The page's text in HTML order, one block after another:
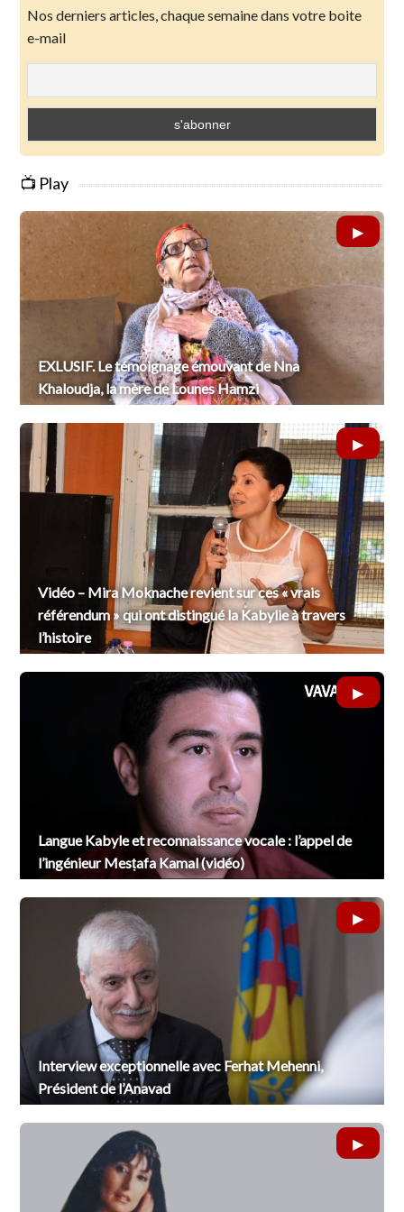
Nos derniers articles, chaque semaine dans votre boite
e-mail
📺 Play
EXLUSIF. Le témoignage émouvant de Nna
Khaloudja, la mère de Lounes Hamzi
Vidéo – Mira Moknache revient sur ces « vrais
référendum » qui ont distingué la Kabylie à travers
l’histoire
Langue Kabyle et reconnaissance vocale : l’appel de
l’ingénieur Mesṭafa Kamal (vidéo)
Interview exceptionnelle avec Ferhat Mehenni,
Président de l’Anavad